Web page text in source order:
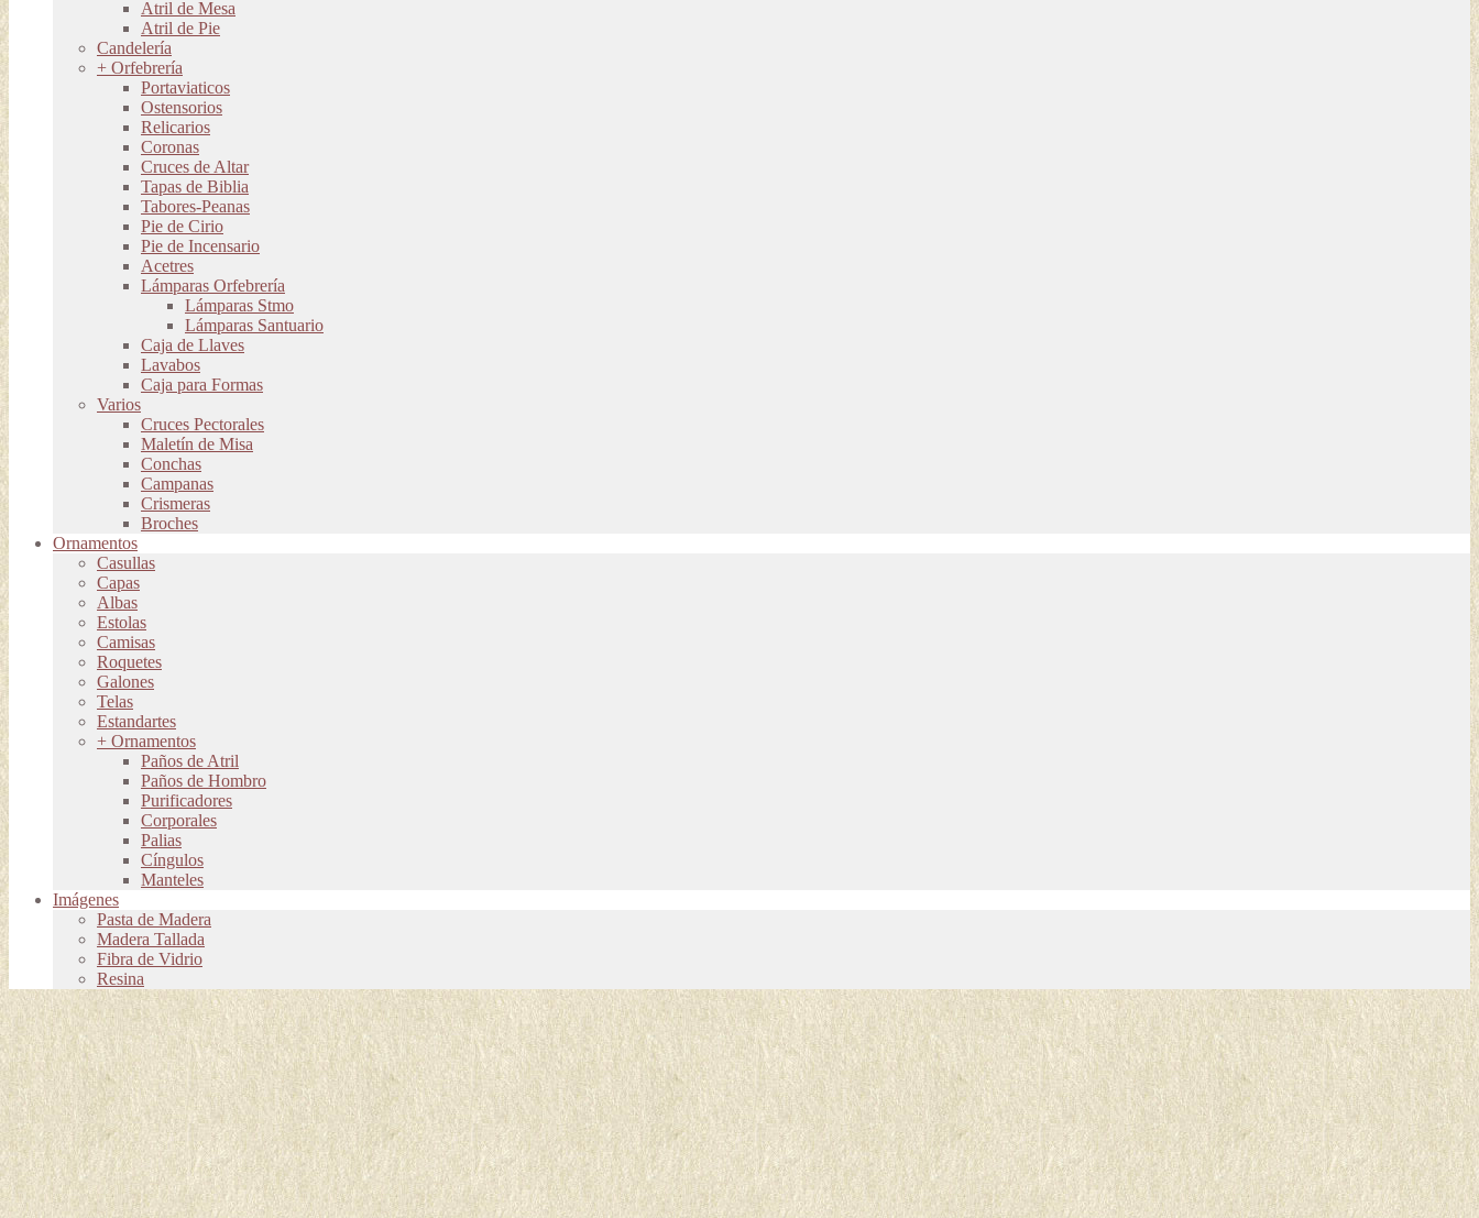
Atril de Mesa
Atril de Pie
Candelería
+ Orfebrería
Portaviaticos
Ostensorios
Relicarios
Coronas
Cruces de Altar
Tapas de Biblia
Tabores-Peanas
Pie de Cirio
Pie de Incensario
Acetres
Lámparas Orfebrería
Lámparas Stmo
Lámparas Santuario
Caja de Llaves
Lavabos
Caja para Formas
Varios
Cruces Pectorales
Maletín de Misa
Conchas
Campanas
Crismeras
Broches
Ornamentos
Casullas
Capas
Albas
Estolas
Camisas
Roquetes
Galones
Telas
Estandartes
+ Ornamentos
Paños de Atril
Paños de Hombro
Purificadores
Corporales
Palias
Cíngulos
Manteles
Imágenes
Pasta de Madera
Madera Tallada
Fibra de Vidrio
Resina